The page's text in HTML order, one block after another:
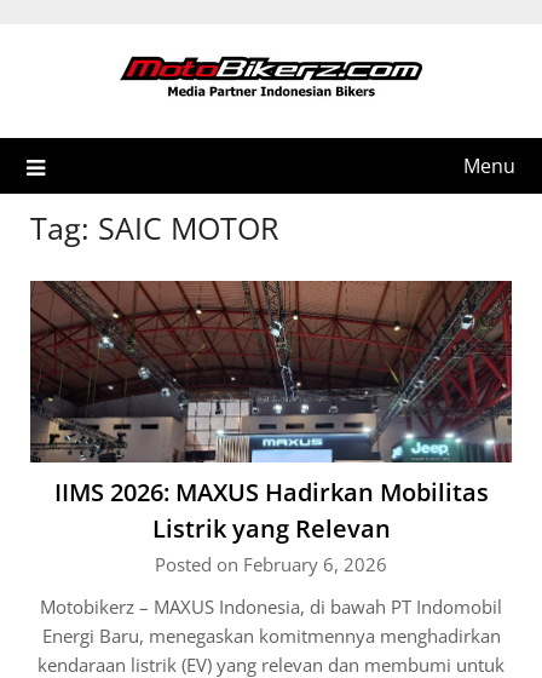
Menu
Tag: SAIC MOTOR
IIMS 2026: MAXUS Hadirkan Mobilitas
Listrik yang Relevan
Posted on February 6, 2026
Motobikerz – MAXUS Indonesia, di bawah PT Indomobil
Energi Baru, menegaskan komitmennya menghadirkan
kendaraan listrik (EV) yang relevan dan membumi untuk